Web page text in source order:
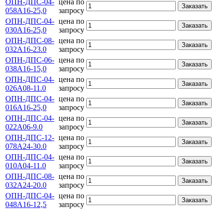
058А16-25,0
запросу
Заказать
ОПН-ДПС-04-
030А16-25,0
цена по
запросу
Заказать
ОПН-ДПС-08-
032А16-23.0
цена по
запросу
Заказать
ОПН-ДПС-06-
038А16-15,0
цена по
запросу
Заказать
ОПН-ДПС-04-
026А08-11.0
цена по
запросу
Заказать
ОПН-ДПС-04-
016А16-25,0
цена по
запросу
Заказать
ОПН-ДПС-04-
022А06-9.0
цена по
запросу
Заказать
ОПН-ДПС-12-
078А24-30.0
цена по
запросу
Заказать
ОПН-ДПС-04-
010А04-11.0
цена по
запросу
Заказать
ОПН-ДПС-08-
032А24-20.0
цена по
запросу
Заказать
ОПН-ДПС-04-
048А16-12,5
цена по
запросу
Заказать